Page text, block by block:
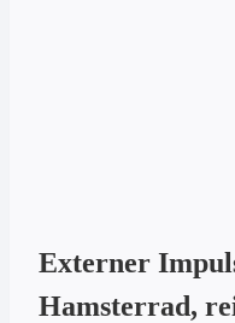
Externer
Hamsterrad,